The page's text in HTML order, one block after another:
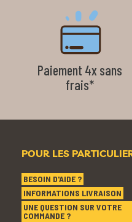
Paiement 4x sans
frais*
POUR LES
BESOIN D'AIDE ?
INFORMATIONS LIVRAISON
UNE QUESTION SUR VOTRE
COMMANDE ?